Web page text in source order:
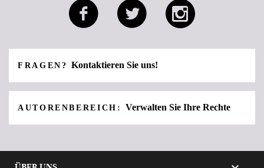
FRAGEN?Kontaktieren Sie uns!
AUTORENBEREICH: Verwalten Sie Ihre Rechte